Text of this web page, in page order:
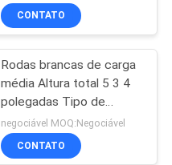
CONTATO
Rodas brancas de carga
média Altura total 5 3 4
polegadas Tipo de
travagem de bloqueio
lateral Rodas de
mobilidade de
negociável MOQ:Negociável
CONTATO